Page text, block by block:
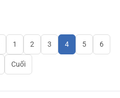
1 2 3 4 5 6
Cuối